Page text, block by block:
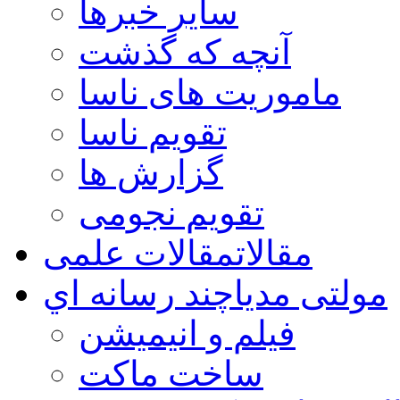
سایر خبرها
آنچه که گذشت
ماموریت های ناسا
تقویم ناسا
گزارش ها
تقویم نجومی
مقالاتمقالات علمی
مولتی مدیاچند رسانه اي
فیلم و انیمیشن
ساخت ماکت